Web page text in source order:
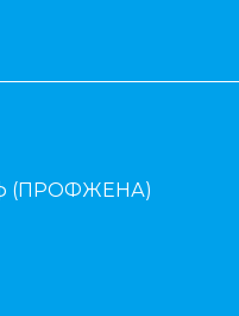
(ПРОФЖЕНА)